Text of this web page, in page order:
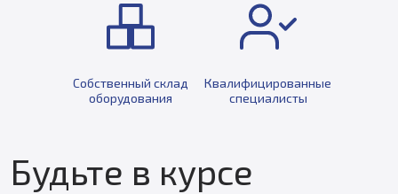
Собственный склад
оборудования
Квалифицированные
специалисты
Будьте в курсе